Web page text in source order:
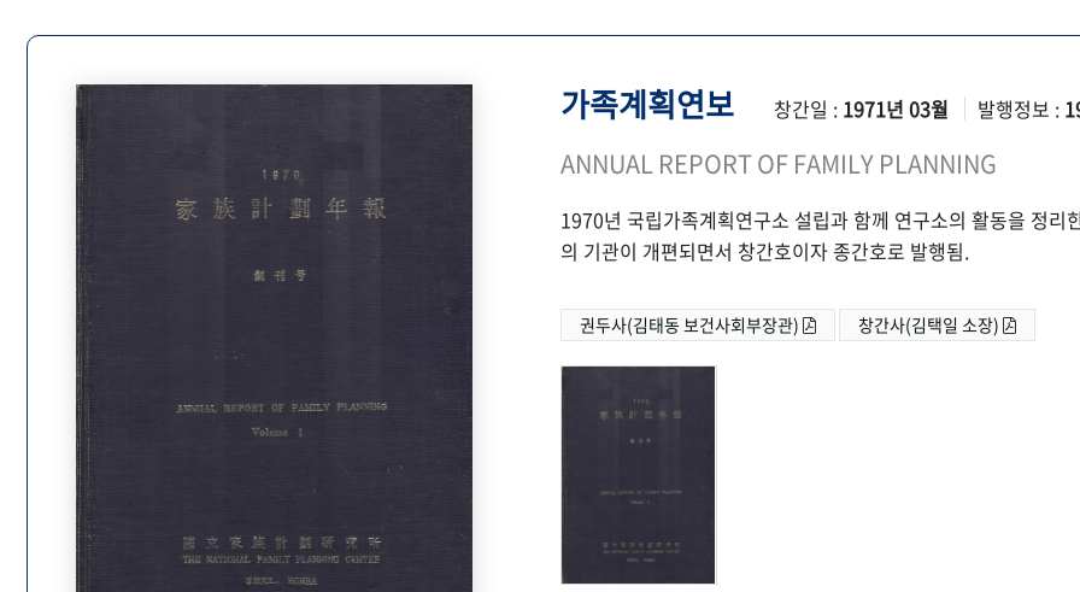
가족계획연보 창간일 : 1971년 03월 발행정보 :
ANNUAL REPORT OF FAMILY PLANNING
1970년 국립가족계획연구소 설립과 함께 연구소의 활동을 정
의 기관이 개편되면서 창간호이자 종간호로 발행됨.
권두사(김태동 보건사회부장관) 창간사(김택일 소장)